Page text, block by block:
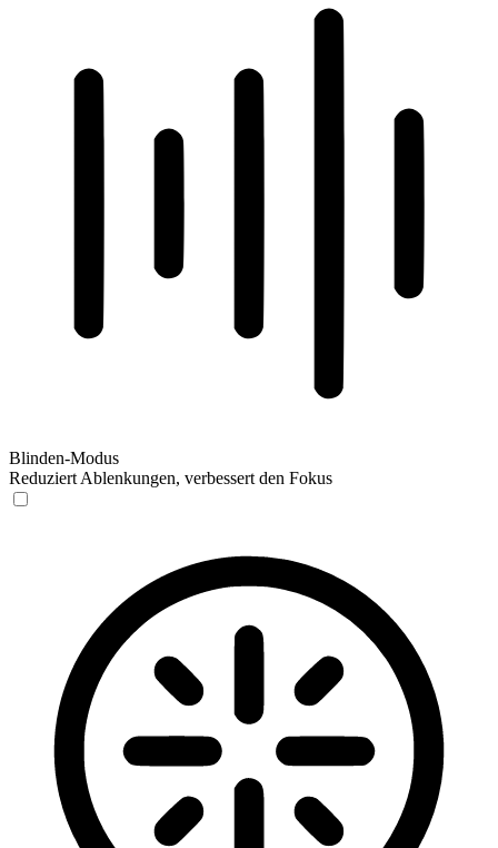
Blinden-Modus
Reduziert Ablenkungen, verbessert den Fokus